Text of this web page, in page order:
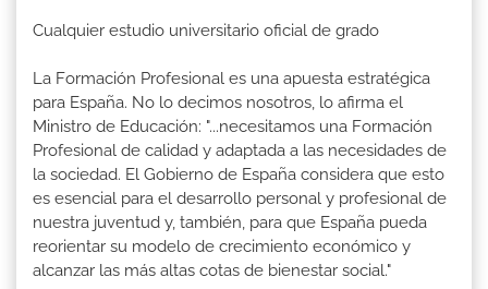
Cualquier estudio universitario oficial de grado
La Formación Profesional es una apuesta estratégica
para España. No lo decimos nosotros, lo afirma el
Ministro de Educación: "...necesitamos una Formación
Profesional de calidad y adaptada a las necesidades de
la sociedad. El Gobierno de España considera que esto
es esencial para el desarrollo personal y profesional de
nuestra juventud y, también, para que España pueda
reorientar su modelo de crecimiento económico y
alcanzar las más altas cotas de bienestar social."